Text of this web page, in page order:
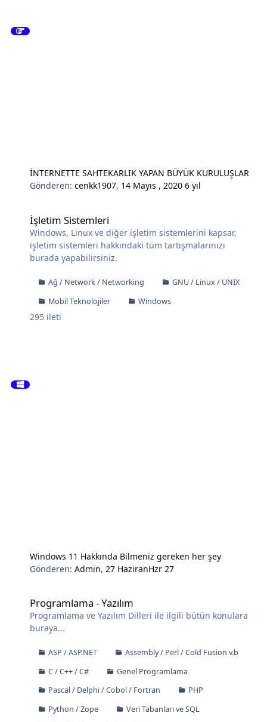
İNTERNETTE SAHTEKARLIK YAPAN BÜYÜK KURULUŞLAR
Gönderen:cenkk1907, 14 Mayıs , 20206 yıl
İşletim Sistemleri
Windows, Linux ve diğer işletim sistemlerini kapsar,
işletim sistemleri hakkındaki tüm tartışmalarınızı
burada yapabilirsiniz.
Ağ / Network / Networking
GNU / Linux / UNIX
Mobil Teknolojiler
Windows
295 ileti
Windows 11 Hakkında Bilmeniz gereken her şey
Gönderen:Admin, 27 HaziranHzr 27
Programlama - Yazılım
Programlama ve Yazılım Dilleri ile ilgili bütün konulara
buraya...
ASP / ASP.NET
Assembly / Perl / Cold Fusion v.b
C / C++ / C#
Genel Programlama
Pascal / Delphi / Cobol / Fortran
PHP
Python / Zope
Veri Tabanları ve SQL